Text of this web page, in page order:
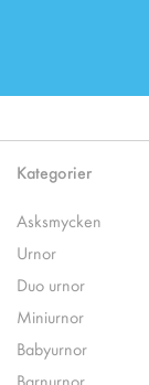
Kategorier
Asksmycken
Urnor
Duo urnor
Miniurnor
Babyurnor